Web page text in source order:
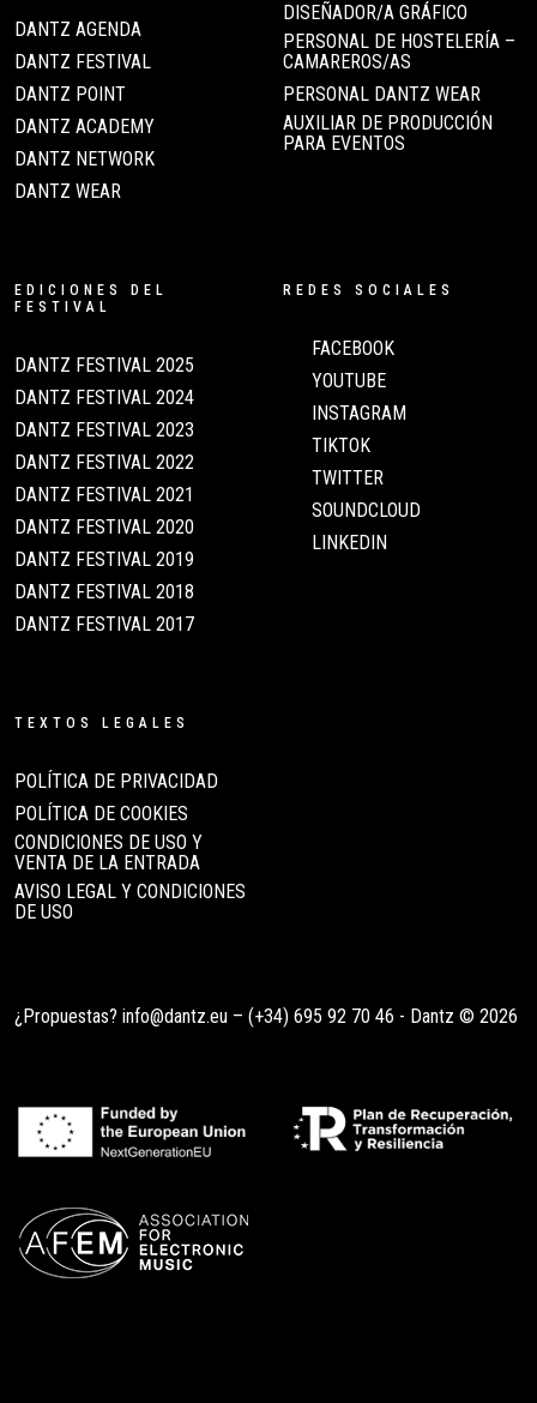
DANTZ AGENDA
DANTZ FESTIVAL
DANTZ POINT
DANTZ ACADEMY
DANTZ NETWORK
DANTZ WEAR
DISEÑADOR/A GRÁFICO
PERSONAL DE HOSTELERÍA –
CAMAREROS/AS
PERSONAL DANTZ WEAR
AUXILIAR DE PRODUCCIÓN
PARA EVENTOS
EDICIONES DEL
FESTIVAL
DANTZ FESTIVAL 2025
DANTZ FESTIVAL 2024
DANTZ FESTIVAL 2023
DANTZ FESTIVAL 2022
DANTZ FESTIVAL 2021
DANTZ FESTIVAL 2020
DANTZ FESTIVAL 2019
DANTZ FESTIVAL 2018
DANTZ FESTIVAL 2017
REDES SOCIALES
FACEBOOK
YOUTUBE
INSTAGRAM
TIKTOK
TWITTER
SOUNDCLOUD
LINKEDIN
TEXTOS LEGALES
POLÍTICA DE PRIVACIDAD
POLÍTICA DE COOKIES
CONDICIONES DE USO Y
VENTA DE LA ENTRADA
AVISO LEGAL Y CONDICIONES
DE USO
¿Propuestas? info@dantz.eu – (+34) 695 92 70 46 - Dantz © 2026